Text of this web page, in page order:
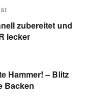
zubereitet und
lecker
Hammer! – Blitz
Backen